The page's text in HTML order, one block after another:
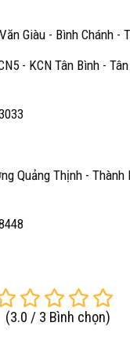
Giàu - Bình Chánh -
- KCN Tân Bình -
Quảng Thịnh - Thành
(3.0 / 3 Bình chọn)